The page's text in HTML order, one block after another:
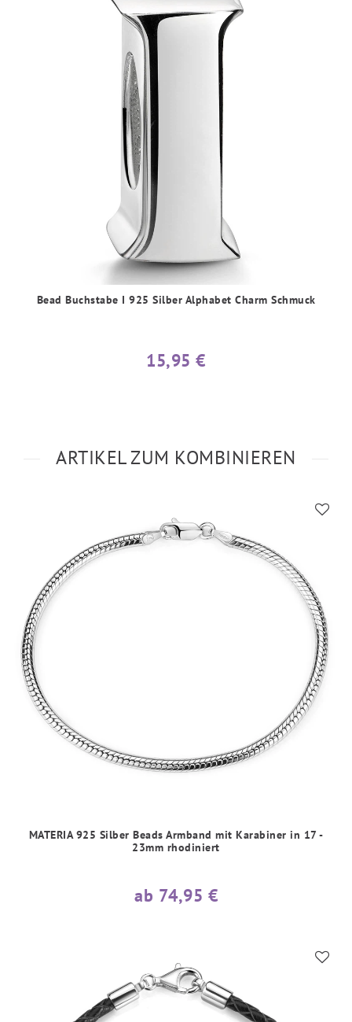
Bead Buchstabe I 925 Silber Alphabet Charm Schmuck
15,95 €
ARTIKEL ZUM KOMBINIEREN
MATERIA 925 Silber Beads Armband mit Karabiner in 17 -
23mm rhodiniert
ab 74,95 €